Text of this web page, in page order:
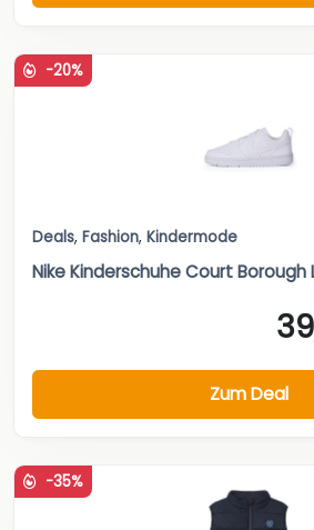
-20%
Deals, Fashion, Kindermode
Nike Kinderschuhe Court Borough
Zum Deal
-35%